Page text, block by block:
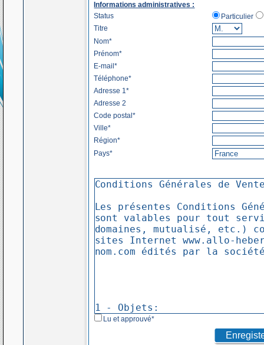
Informations administratives :
Status
Particulier
Titre
Nom*
Prénom*
E-mail*
Téléphone*
Adresse 1*
Adresse 2
Code postal*
Ville*
Région*
Pays*
Lu et approuvé*